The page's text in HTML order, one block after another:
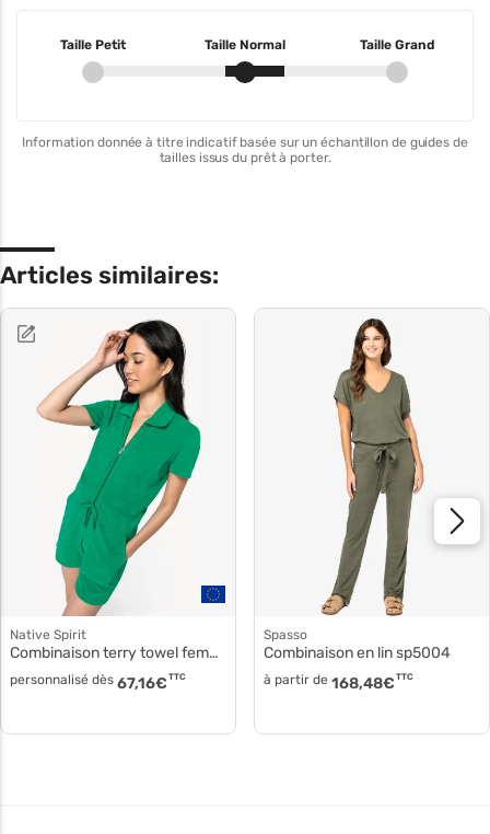
Taille Petit Taille Normal Taille Grand
Information donnée à titre indicatif basée sur un échantillon de guides de
tailles issus du prêt à porter.
Articles similaires:
Native Spirit
Combinaison terry towel femme ns5002
personnalisé dès 67,16€ TTC
Spasso
Combinaison en lin sp5004
à partir de 168,48€ TTC